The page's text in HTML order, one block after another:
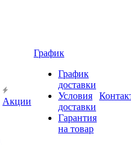
Акции
График
График
доставки
Условия
доставки
Гарантия
на товар